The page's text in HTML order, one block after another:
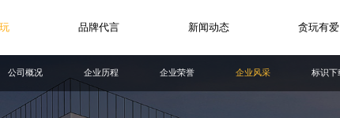
品牌代言 新闻动态 贪玩有爱
公司概况 企业历程 企业荣誉 企业风采 标识下